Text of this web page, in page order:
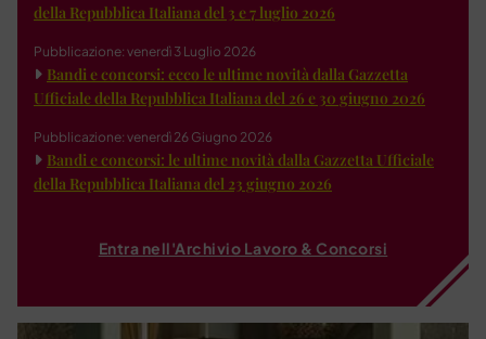
della Repubblica Italiana del 3 e 7 luglio 2026
Pubblicazione: venerdì 3 Luglio 2026
Bandi e concorsi: ecco le ultime novità dalla Gazzetta
Ufficiale della Repubblica Italiana del 26 e 30 giugno 2026
Pubblicazione: venerdì 26 Giugno 2026
Bandi e concorsi: le ultime novità dalla Gazzetta Ufficiale
della Repubblica Italiana del 23 giugno 2026
Entra nell'Archivio Lavoro & Concorsi